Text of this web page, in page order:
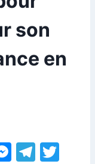
son
en
M T